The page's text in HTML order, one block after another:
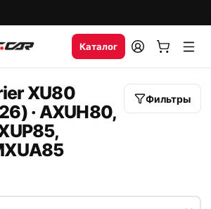
Каталог
XU80
· AXUH80,
Фильтры